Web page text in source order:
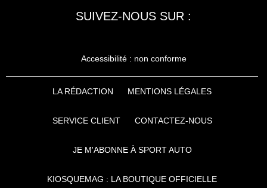
SUIVEZ-NOUS SUR :
Accessibilité : non conforme
LA RÉDACTION MENTIONS LÉGALES
SERVICE CLIENT CONTACTEZ-NOUS
JE M'ABONNE À SPORT AUTO
KIOSQUEMAG : LA BOUTIQUE OFFICIELLE